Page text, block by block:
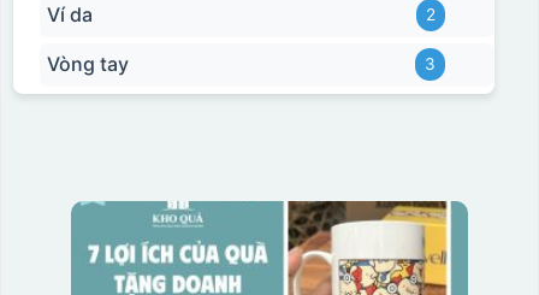
Ví da 2
Vòng tay 3